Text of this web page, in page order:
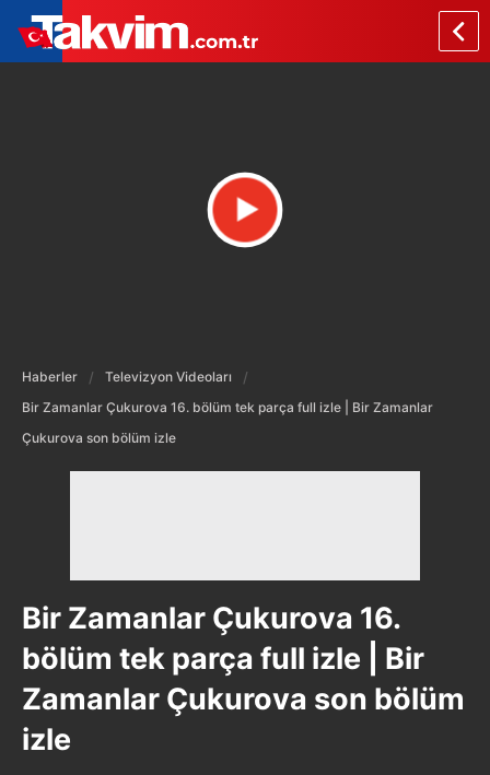
Haberler
Televizyon Videoları
Bir Zamanlar Çukurova 16. bölüm tek parça full izle | Bir Zamanlar
Çukurova son bölüm izle
Bir Zamanlar Çukurova 16.
bölüm tek parça full izle | Bir
Zamanlar Çukurova son bölüm
izle